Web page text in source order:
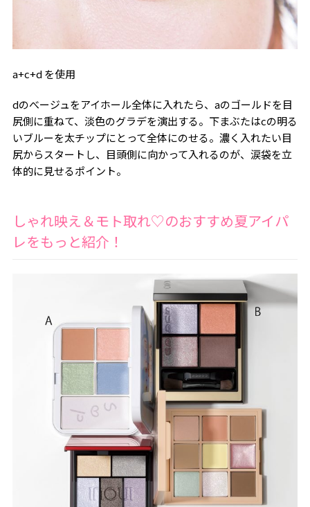
a+c+d を使用
dのべージュをアイホール全体に入れたら、aのゴールドを目
尻側に重ねて、淡色のグラデを演出する。下まぶたはcの明る
いブルーを太チップにとって全体にのせる。濃く入れたい目
尻からスタートし、目頭側に向かって入れるのが、涙袋を立
体的に見せるポイント。
しゃれ映え＆モト取れ♡のおすすめ夏アイパ
レをもっと紹介！